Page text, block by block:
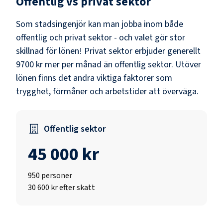
Som stadsingenjör kan man jobba inom både
offentlig och privat sektor - och valet gör stor
skillnad för lönen! Privat sektor erbjuder generellt
9700 kr mer per månad än offentlig sektor. Utöver
lönen finns det andra viktiga faktorer som
trygghet, förmåner och arbetstider att överväga.
Offentlig sektor
45 000 kr
950 personer
30 600 kr efter skatt